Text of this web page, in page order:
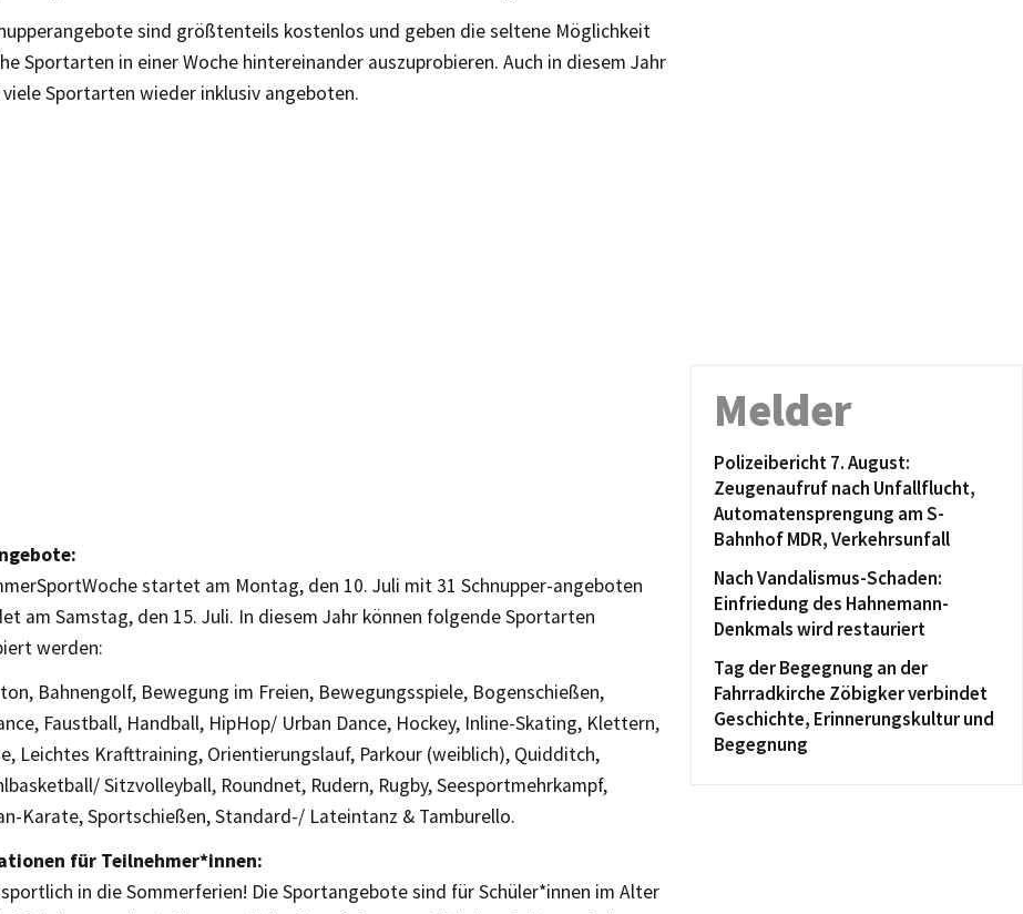
sind größtenteils kostenlos und geben die seltene Möglichkeit
Sportarten in einer Woche hintereinander auszuprobieren. Auch in diesem Jahr
Sportarten wieder inklusiv angeboten.
startet am Montag, den 10. Juli mit 31 Schnupper-angeboten
am Samstag, den 15. Juli. In diesem Jahr können folgende Sportarten
werden:
Bahnengolf, Bewegung im Freien, Bewegungsspiele, Bogenschießen,
Faustball, Handball, HipHop/ Urban Dance, Hockey, Inline-Skating, Klettern,
Leichtes Krafttraining, Orientierungslauf, Parkour (weiblich), Quidditch,
Sitzvolleyball, Roundnet, Rudern, Rugby, Seesportmehrkampf,
Karate, Sportschießen, Standard-/ Lateintanz & Tamburello.
für Teilnehmer*innen:
in die Sommerferien! Die Sportangebote sind für Schüler*innen im Alter
Melder
Polizeibericht 7. August:
Zeugenaufruf nach Unfallflucht,
Automatensprengung am S-
Bahnhof MDR, Verkehrsunfall
Nach Vandalismus-Schaden:
Einfriedung des Hahnemann-
Denkmals wird restauriert
Tag der Begegnung an der
Fahrradkirche Zöbigker verbindet
Geschichte, Erinnerungskultur und
Begegnung